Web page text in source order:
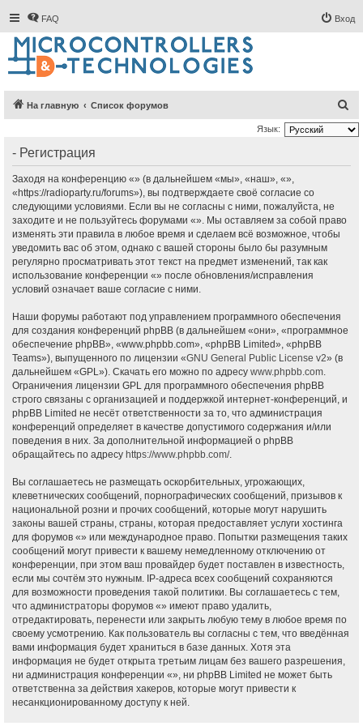
FAQ Вход
На главную Список форумов
о
Язык:
- Регистрация
Заходя на конференцию «» (в дальнейшем «мы», «наш», «»,
«https://radioparty.ru/forums»), вы подтверждаете своё согласие со
следующими условиями. Если вы не согласны с ними, пожалуйста, не
заходите и не пользуйтесь форумами «». Мы оставляем за собой право
изменять эти правила в любое время и сделаем всё возможное, чтобы
уведомить вас об этом, однако с вашей стороны было бы разумным
регулярно просматривать этот текст на предмет изменений, так как
использование конференции «» после обновления/исправления
условий означает ваше согласие с ними.
Наши форумы работают под управлением программного обеспечения
для создания конференций phpBB (в дальнейшем «они», «программное
обеспечение phpBB», «www.phpbb.com», «phpBB Limited», «phpBB
Teams»), выпущенного по лицензии «GNU General Public License v2» (в
дальнейшем «GPL»). Скачать его можно по адресу www.phpbb.com.
Ограничения лицензии GPL для программного обеспечения phpBB
строго связаны с организацией и поддержкой интернет-конференций, и
phpBB Limited не несёт ответственности за то, что администрация
конференций определяет в качестве допустимого содержания и/или
поведения в них. За дополнительной информацией о phpBB
обращайтесь по адресу https://www.phpbb.com/.
Вы соглашаетесь не размещать оскорбительных, угрожающих,
клеветнических сообщений, порнографических сообщений, призывов к
национальной розни и прочих сообщений, которые могут нарушить
законы вашей страны, страны, которая предоставляет услуги хостинга
для форумов «» или международное право. Попытки размещения таких
сообщений могут привести к вашему немедленному отключению от
конференции, при этом ваш провайдер будет поставлен в известность,
если мы сочтём это нужным. IP-адреса всех сообщений сохраняются
для возможности проведения такой политики. Вы соглашаетесь с тем,
что администраторы форумов «» имеют право удалить,
отредактировать, перенести или закрыть любую тему в любое время по
своему усмотрению. Как пользователь вы согласны с тем, что введённая
вами информация будет храниться в базе данных. Хотя эта
информация не будет открыта третьим лицам без вашего разрешения,
ни администрация конференции «», ни phpBB Limited не может быть
ответственна за действия хакеров, которые могут привести к
несанкционированному доступу к ней.